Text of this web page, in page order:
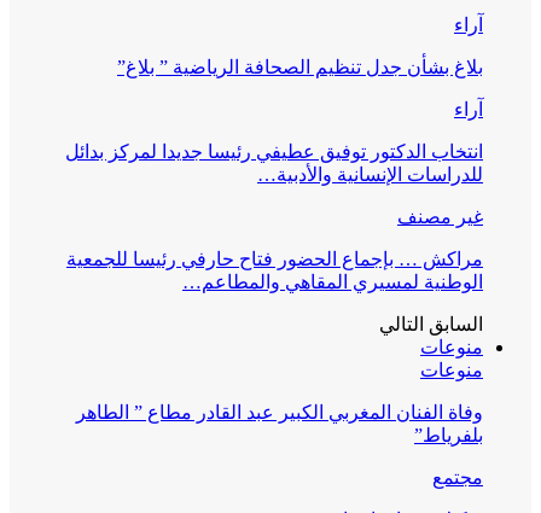
آراء
بلاغ بشأن جدل تنظيم الصحافة الرياضية ” بلاغ”
آراء
انتخاب الدكتور توفيق عطيفي رئيسا جديدا لمركز بدائل
للدراسات الإنسانية والأدبية…
غير مصنف
مراكش … بإجماع الحضور فتاح حارفي رئيسا للجمعية
الوطنية لمسيري المقاهي والمطاعم…
السابق التالي
منوعات
منوعات
وفاة الفنان المغربي الكبير عبد القادر مطاع ” الطاهر
بلفرياط”
مجتمع